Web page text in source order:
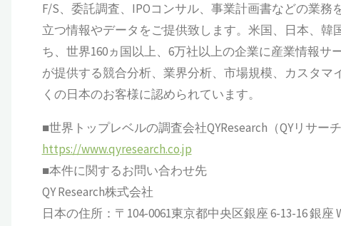
F/S、委託調査、IPOコンサル、事業計画書などの業
立つ情報やデータをご提供致します。米国、日本、
ち、世界160ヵ国以上、6万社以上の企業に産業情報サ
が提供する競合分析、業界分析、市場規模、カスタ
くの日本のお客様に認められています。
■世界トップレベルの調査会社QYResearch（QYリサーチ
https://www.qyresearch.co.jp
■本件に関するお問い合わせ先
QY Research株式会社
日本の住所：〒104-0061東京都中央区銀座 6-13-16 銀座